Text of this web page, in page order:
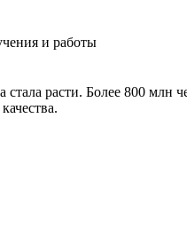
и работы
расти. Более 800 млн